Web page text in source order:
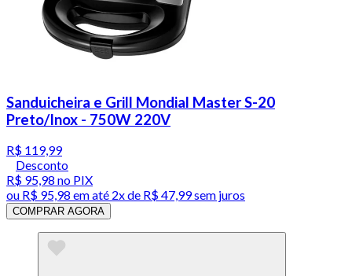
Sanduicheira e Grill Mondial Master S-20
Preto/Inox - 750W 220V
R$ 119,99
Desconto
R$ 95,98 no PIX
ou R$ 95,98 em até 2x de R$ 47,99 sem juros
COMPRAR AGORA